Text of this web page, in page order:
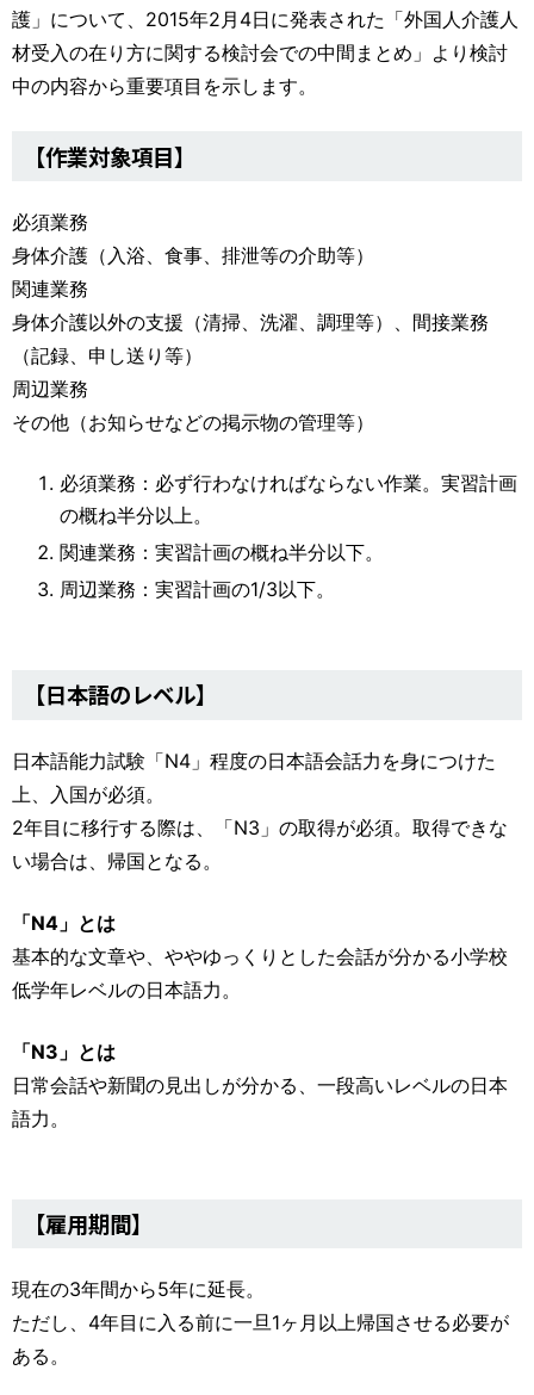
護」について、2015年2月4日に発表された「外国人介護人
材受入の在り方に関する検討会での中間まとめ」より検討
中の内容から重要項目を示します。
【作業対象項目】
必須業務
身体介護（入浴、食事、排泄等の介助等）
関連業務
身体介護以外の支援（清掃、洗濯、調理等）、間接業務
（記録、申し送り等）
周辺業務
その他（お知らせなどの掲示物の管理等）
必須業務：必ず行わなければならない作業。実習計画
の概ね半分以上。
関連業務：実習計画の概ね半分以下。
周辺業務：実習計画の1/3以下。
【日本語のレベル】
日本語能力試験「N4」程度の日本語会話力を身につけた
上、入国が必須。
2年目に移行する際は、「N3」の取得が必須。取得できな
い場合は、帰国となる。
「N4」とは
基本的な文章や、ややゆっくりとした会話が分かる小学校
低学年レベルの日本語力。
「N3」とは
日常会話や新聞の見出しが分かる、一段高いレベルの日本
語力。
【雇用期間】
現在の3年間から5年に延長。
ただし、4年目に入る前に一旦1ヶ月以上帰国させる必要が
ある。